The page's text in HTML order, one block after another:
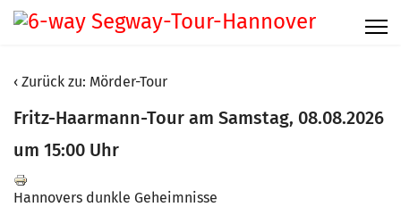
Zurück zu: Mörder-Tour
Fritz-Haarmann-Tour am Samstag, 08.08.2026
um 15:00 Uhr
Hannovers dunkle Geheimnisse